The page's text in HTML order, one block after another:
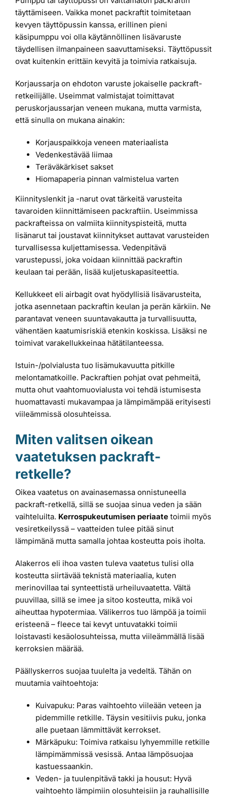
täyttämiseen. Vaikka monet packraftit toimitetaan
kevyen täyttöpussin kanssa, erillinen pieni
käsipumppu voi olla käytännöllinen lisävaruste
täydellisen ilmanpaineen saavuttamiseksi. Täyttöpussit
ovat kuitenkin erittäin kevyitä ja toimivia ratkaisuja.
Korjaussarja on ehdoton varuste jokaiselle packraft-
retkeilijälle. Useimmat valmistajat toimittavat
peruskorjaussarjan veneen mukana, mutta varmista,
että sinulla on mukana ainakin:
Korjauspaikkoja veneen materiaalista
Vedenkestävää liimaa
Teräväkärkiset sakset
Hiomapaperia pinnan valmistelua varten
Kiinnityslenkit ja -narut ovat tärkeitä varusteita
tavaroiden kiinnittämiseen packraftiin. Useimmissa
packrafteissa on valmiita kiinnityspisteitä, mutta
lisänarut tai joustavat kiinnitykset auttavat varusteiden
turvallisessa kuljettamisessa. Vedenpitävä
varustepussi, joka voidaan kiinnittää packraftin
keulaan tai perään, lisää kuljetuskapasiteettia.
Kellukkeet eli airbagit ovat hyödyllisiä lisävarusteita,
jotka asennetaan packraftin keulan ja perän kärkiin. Ne
parantavat veneen suuntavakautta ja turvallisuutta,
vähentäen kaatumisriskiä etenkin koskissa. Lisäksi ne
toimivat varakellukkeinaa hätätilanteessa.
Istuin-/polvialusta tuo lisämukavuutta pitkille
melontamatkoille. Packraftien pohjat ovat pehmeitä,
mutta ohut vaahtomuovialusta voi tehdä istumisesta
huomattavasti mukavampaa ja lämpimämpää erityisesti
viileämmissä olosuhteissa.
Miten valitsen oikean
vaatetuksen packraft-
retkelle?
Oikea vaatetus on avainasemassa onnistuneella
packraft-retkellä, sillä se suojaa sinua veden ja sään
vaihteluilta. Kerrospukeutumisen periaate toimii myös
vesiretkeilyssä – vaatteiden tulee pitää sinut
lämpimänä mutta samalla johtaa kosteutta pois iholta.
Alakerros eli ihoa vasten tuleva vaatetus tulisi olla
kosteutta siirtävää teknistä materiaalia, kuten
merinovillaa tai synteettistä urheiluvaatetta. Vältä
puuvillaa, sillä se imee ja sitoo kosteutta, mikä voi
aiheuttaa hypotermiaa. Välikerros tuo lämpöä ja toimii
eristeenä – fleece tai kevyt untuvatakki toimii
loistavasti kesäolosuhteissa, mutta viileämmällä lisää
kerroksien määrää.
Päällyskerros suojaa tuulelta ja vedeltä. Tähän on
muutamia vaihtoehtoja:
Kuivapuku: Paras vaihtoehto viileään veteen ja
pidemmille retkille. Täysin vesitiivis puku, jonka
alle puetaan lämmittävät kerrokset.
Märkäpuku: Toimiva ratkaisu lyhyemmille retkille
lämpimämmissä vesissä. Antaa lämpösuojaa
kastuessaankin.
Veden- ja tuulenpitävä takki ja housut: Hyvä
vaihtoehto lämpimiin olosuhteisiin ja rauhallisille